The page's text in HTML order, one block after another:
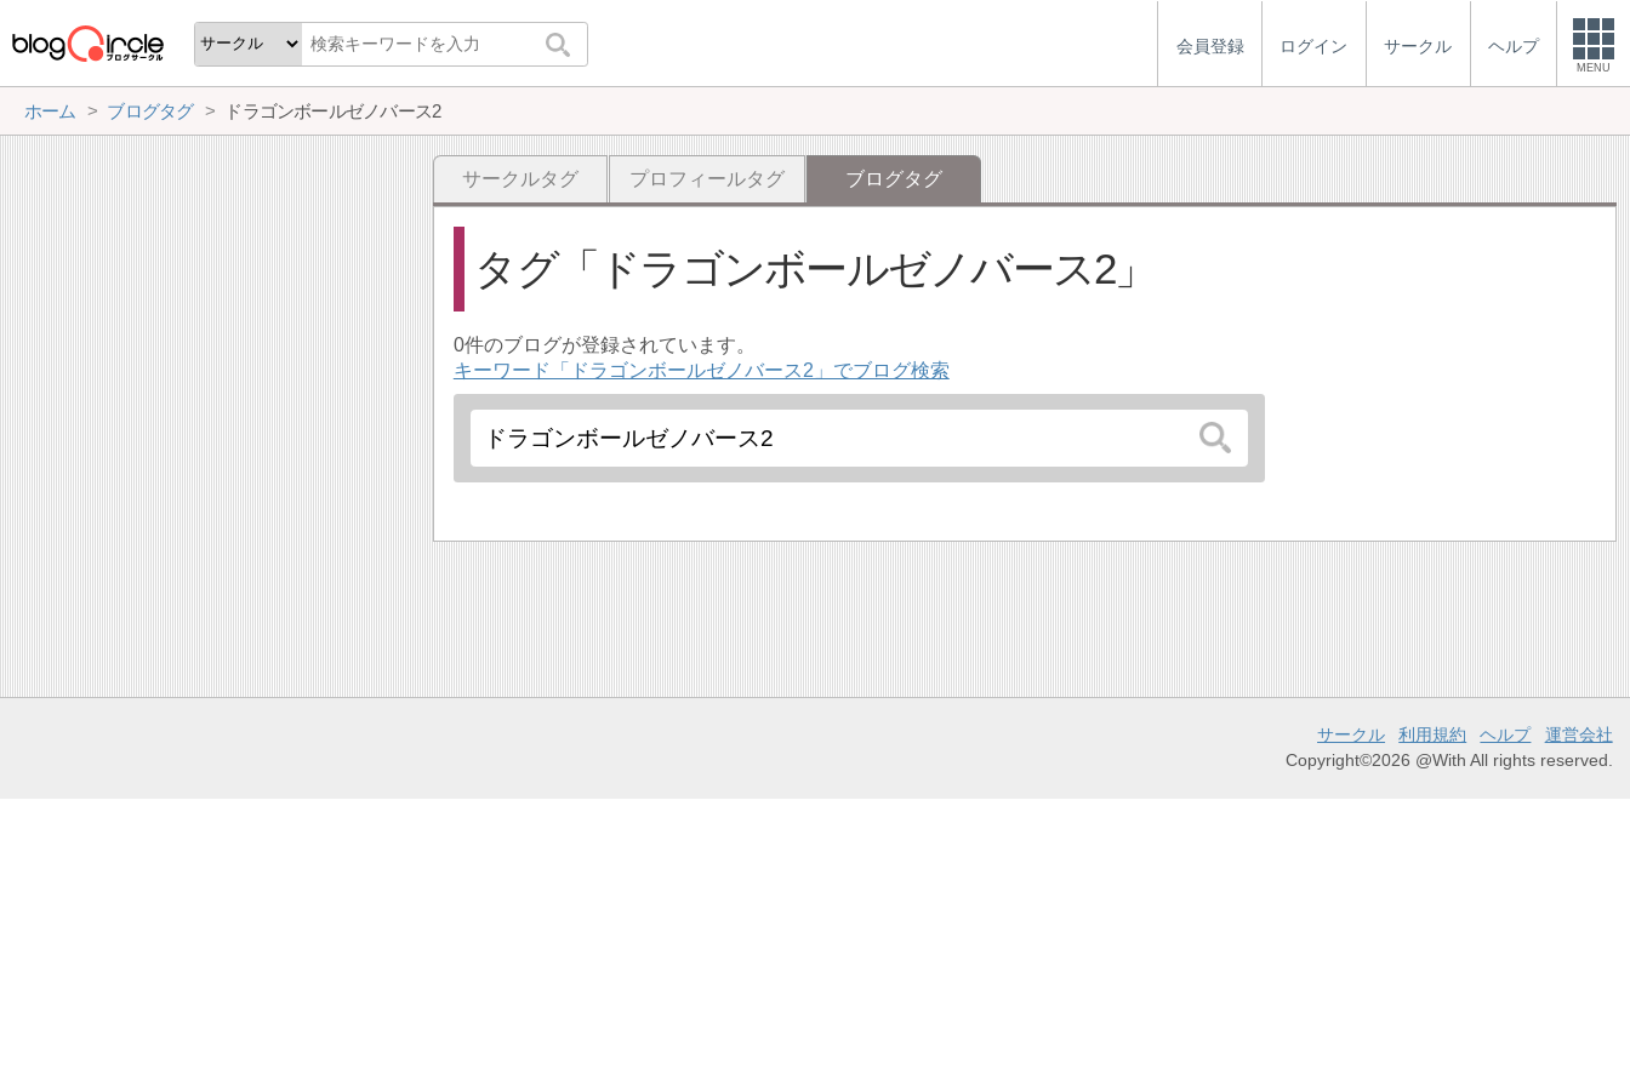
会員登録 ログイン サークル ヘルプ
MENU
ホーム ブログタグ ドラゴンボールゼノバース2
サークルタグ プロフィールタグ ブログタグ
タグ ドラゴンボールゼノバース2
0件のブログが登録されています。
キーワード「ドラゴンボールゼノバース2」でブログ検索
サークル 利用規約 ヘルプ
運営会社
Copyright©2026 @With All rights reserved.